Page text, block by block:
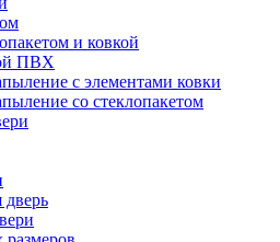
и ковкой
ПВХ
с элементами ковки
со стеклопакетом
дверь